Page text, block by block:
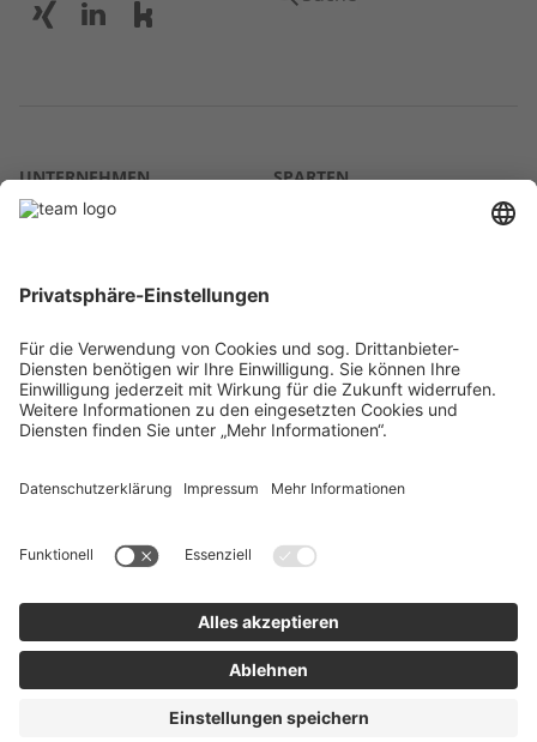
UNTERNEHMEN
Über uns
Karriere
Kontakt
SPARTEN
RECHTLICHES
Lieferkette
Barrierefreiheitserklärung
Code of Conduct